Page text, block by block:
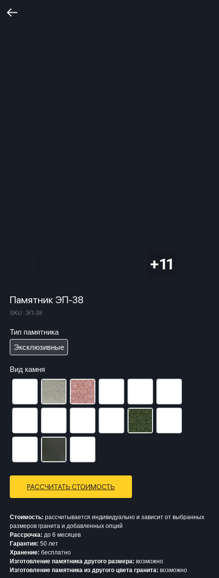
Памятник ЭП-38
SKU: ЭП-38
Тип памятника
Эксклюзивные
Вид камня
РАССЧИТАТЬ СТОИМОСТЬ
Стоимость: рассчитывается индивидуально и зависит от выбранных
размеров гранита и добавленных опций
Рассрочка: до 6 месяцев
Гарантия: 50 лет
Хранение: бесплатно
Изготовление памятника другого размера: возможно
Изготовление памятника из другого цвета гранита: возможно